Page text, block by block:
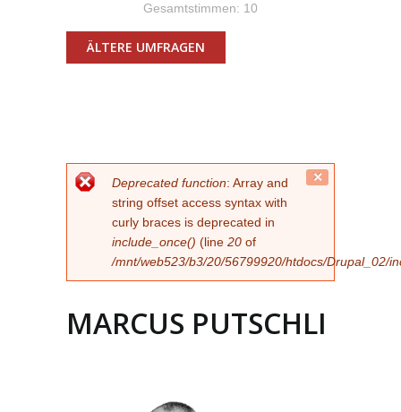
Gesamtstimmen: 10
ÄLTERE UMFRAGEN
FEHLERMELDUNG
Deprecated function: Array and
string offset access syntax with
curly braces is deprecated in
include_once() (line 20 of
/mnt/web523/b3/20/56799920/htdocs/Drupal_02/
MARCUS PUTSCHLI